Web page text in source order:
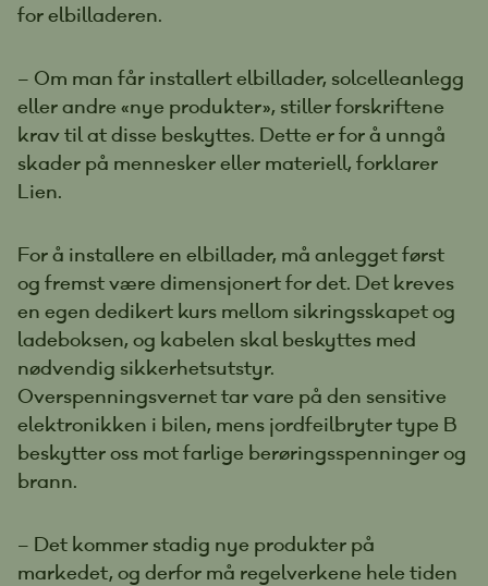
for elbilladeren.
– Om man får installert elbillader, solcelleanlegg
eller andre «nye produkter», stiller forskriftene
krav til at disse beskyttes. Dette er for å unngå
skader på mennesker eller materiell, forklarer
Lien.
For å installere en elbillader, må anlegget først
og fremst være dimensjonert for det. Det kreves
en egen dedikert kurs mellom sikringsskapet og
ladeboksen, og kabelen skal beskyttes med
nødvendig sikkerhetsutstyr.
Overspenningsvernet tar vare på den sensitive
elektronikken i bilen, mens jordfeilbryter type B
beskytter oss mot farlige berøringsspenninger og
brann.
– Det kommer stadig nye produkter på
markedet, og derfor må regelverkene hele tiden